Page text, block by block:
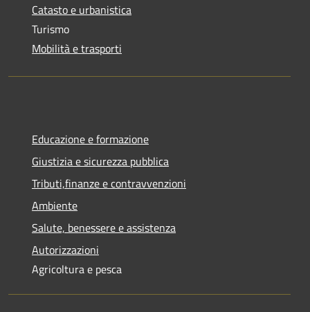
Catasto e urbanistica
Turismo
Mobilità e trasporti
Educazione e formazione
Giustizia e sicurezza pubblica
Tributi,finanze e contravvenzioni
Ambiente
Salute, benessere e assistenza
Autorizzazioni
Agricoltura e pesca